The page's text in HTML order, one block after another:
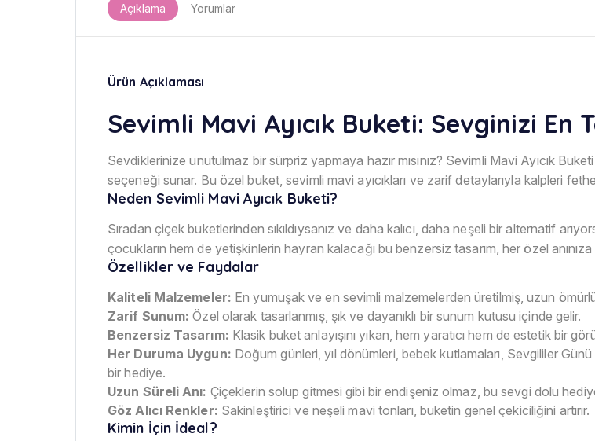
Açıklama Yorumlar
Ürün Açıklaması
Sevimli Mavi Ayıcık Buketi: Sevginizi En
Sevdiklerinize unutulmaz bir sürpriz yapmaya hazır mısınız? Sevimli Mavi Ayıcık
seçeneği sunar. Bu özel buket, sevimli mavi ayıcıkları ve zarif detaylarıyla kalpleri
Neden Sevimli Mavi Ayıcık Buketi?
Sıradan çiçek buketlerinden sıkıldıysanız ve daha kalıcı, daha neşeli bir alternatif
çocukların hem de yetişkinlerin hayran kalacağı bu benzersiz tasarım, her özel
Özellikler ve Faydalar
Kaliteli Malzemeler: En yumuşak ve en sevimli malzemelerden üretilmiş, uzun ömürlü
Zarif Sunum: Özel olarak tasarlanmış, şık ve dayanıklı bir sunum kutusu içinde gelir.
Benzersiz Tasarım: Klasik buket anlayışını yıkan, hem yaratıcı hem de estetik bir
Her Duruma Uygun: Doğum günleri, yıl dönümleri, bebek kutlamaları, Sevgililer
bir hediye.
Uzun Süreli Anı: Çiçeklerin solup gitmesi gibi bir endişeniz olmaz, bu sevgi dolu
Göz Alıcı Renkler: Sakinleştirici ve neşeli mavi tonları, buketin genel çekiciliğini artırır.
Kimin İçin İdeal?